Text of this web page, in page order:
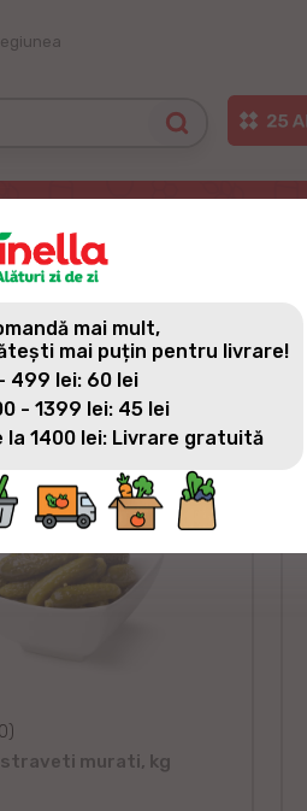
murati, kg
mai mult,
mai puțin pentru livrare!
499 lei: 60 lei
- 1399 lei: 45 lei
la 1400 lei: Livrare gratuită